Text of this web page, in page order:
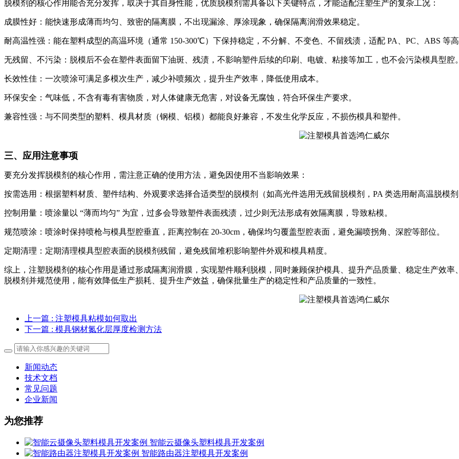
脱模剂的核心作用能否充分发挥，取决于其自身性能，优质脱模剂需具备以下关键特点，才能适配注塑生产的复杂工况：
成膜性好：能快速形成薄而均匀、致密的隔离膜，不出现漏涂、厚涂现象，确保隔离润滑效果稳定。
耐高温性强：能在塑料成型的高温环境（通常 150-300℃）下保持稳定，不分解、不变色、不留残渍，适配 PA、PC、ABS 等高
无残留、不污染：脱模后不会在塑件表面留下油斑、残渍，不影响塑件后续的印刷、电镀、粘接等加工，也不会污染模具型腔。
长效性佳：一次喷涂可满足多模次生产，减少补喷频次，提升生产效率，降低使用成本。
环保安全：气味低，不含有毒有害物质，对人体健康无危害，对设备无腐蚀，符合环保生产要求。
兼容性强：与不同类型的塑料、模具材质（钢模、铝模）都能良好兼容，不发生化学反应，不损伤模具和塑件。
三、应用注意事项
要充分发挥脱模剂的核心作用，需注意正确的使用方法，避免因使用不当影响效果：
按需选用：根据塑料材质、塑件结构、外观要求选择合适类型的脱模剂（如高光件选用无残留脱模剂，PA 类选用耐高温脱模剂
控制用量：喷涂量以 “薄而均匀” 为宜，过多会导致塑件表面残渍，过少则无法形成有效隔离膜，导致粘模。
规范喷涂：喷涂时保持喷枪与模具型腔垂直，距离控制在 20-30cm，确保均匀覆盖型腔表面，避免漏喷拐角、深腔等部位。
定期清理：定期清理模具型腔表面的脱模剂残留，避免残留堆积影响塑件外观和模具精度。
综上，注塑脱模剂的核心作用是通过形成隔离润滑膜，实现塑件顺利脱模，同时兼顾保护模具、提升产品质量、稳定生产效
脱模剂并规范使用，能有效降低生产损耗、提升生产效益，确保批量生产的稳定性和产品质量的一致性。
上一篇 : 注塑模具粘模如何取出
下一篇 : 模具钢材氮化层厚度检测方法
新闻动态
技术文档
常见问题
企业新闻
为您推荐
智能云摄像头塑料模具开发案例
智能路由器注塑模具开发案例